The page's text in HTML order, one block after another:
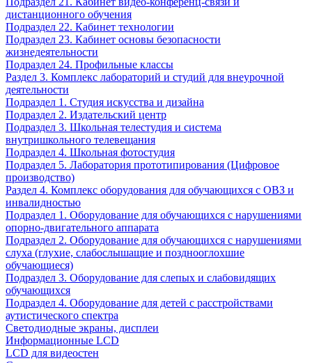
дистанционного обучения
Подраздел 22. Кабинет технологии
Подраздел 23. Кабинет основы безопасности
жизнедеятельности
Подраздел 24. Профильные классы
Раздел 3. Комплекс лабораторий и студий для внеурочной
деятельности
Подраздел 1. Студия искусства и дизайна
Подраздел 2. Издательский центр
Подраздел 3. Школьная телестудия и система
внутришкольного телевещания
Подраздел 4. Школьная фотостудия
Подраздел 5. Лаборатория прототипирования (Цифровое
производство)
Раздел 4. Комплекс оборудования для обучающихся с ОВЗ и
инвалидностью
Подраздел 1. Оборудование для обучающихся с нарушениями
опорно-двигательного аппарата
Подраздел 2. Оборудование для обучающихся с нарушениями
слуха (глухие, слабослышащие и позднооглохшие
обучающиеся)
Подраздел 3. Оборудование для слепых и слабовидящих
обучающихся
Подраздел 4. Оборудование для детей с расстройствами
аутистического спектра
Светодиодные экраны, дисплеи
Информационные LCD
LCD для видеостен